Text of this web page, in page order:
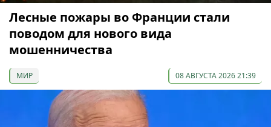
Лесные пожары во Франции стали
поводом для нового вида
мошенничества
МИР 08 АВГУСТА 2026 21:39